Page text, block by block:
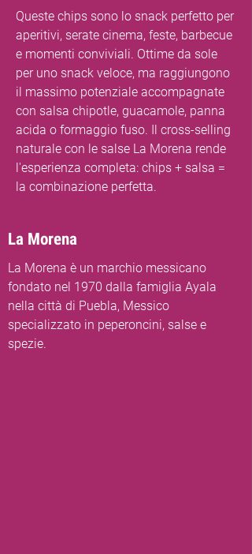
Queste chips sono lo snack perfetto per
aperitivi, serate cinema, feste, barbecue
e momenti conviviali. Ottime da sole
per uno snack veloce, ma raggiungono
il massimo potenziale accompagnate
con salsa chipotle, guacamole, panna
acida o formaggio fuso. Il cross-selling
naturale con le salse La Morena rende
l'esperienza completa: chips + salsa =
la combinazione perfetta.
La Morena
La Morena è un marchio messicano
fondato nel 1970 dalla famiglia Ayala
nella città di Puebla, Messico
specializzato in peperoncini, salse e
spezie.